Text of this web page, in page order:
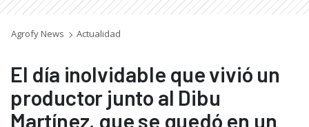
Agrofy News Actualidad
El día inolvidable que vivió un
productor junto al Dibu
Martínez, que se quedó en un